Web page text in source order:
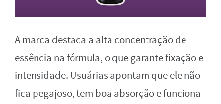
A marca destaca a alta concentração de
essência na fórmula, o que garante fixação e
intensidade. Usuárias apontam que ele não
fica pegajoso, tem boa absorção e funciona